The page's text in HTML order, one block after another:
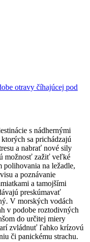
otravy číhajúcej pod
s nádhernými
sa prichádzajú
a nabrať nové sily
možnosť zažiť veľké
polihovania na ležadle,
a poznávanie
a tamojšími
preskúmavať
V morských vodách
v podobe roztodivných
do určitej miery
zvládnuť ľahko krízovú
či panickému strachu.